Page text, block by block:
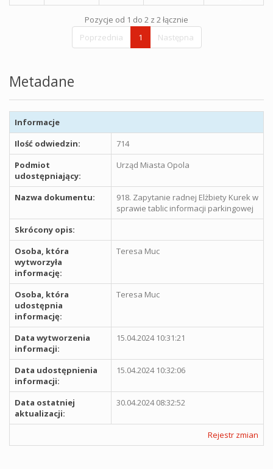
Pozycje od 1 do 2 z 2 łącznie
Poprzednia
1 Następna
Metadane
Informacje
Ilość odwiedzin:
714
Podmiot
udostępniający:
Urząd Miasta Opola
Nazwa dokumentu:
918. Zapytanie radnej Elżbiety Kurek w
sprawie tablic informacji parkingowej
Skrócony opis:
Osoba, która
wytworzyła
informację:
Teresa Muc
Osoba, która
udostępnia
informację:
Teresa Muc
Data wytworzenia
informacji:
15.04.2024 10:31:21
Data udostępnienia
informacji:
15.04.2024 10:32:06
Data ostatniej
aktualizacji:
30.04.2024 08:32:52
Rejestr zmian